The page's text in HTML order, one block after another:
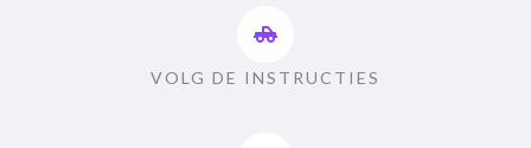
VOLG DE INSTRUCTIES